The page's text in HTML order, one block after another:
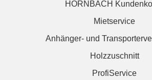
HORNBACH
Mietservice
Anhänger- und
Holzzuschnitt
ProfiService